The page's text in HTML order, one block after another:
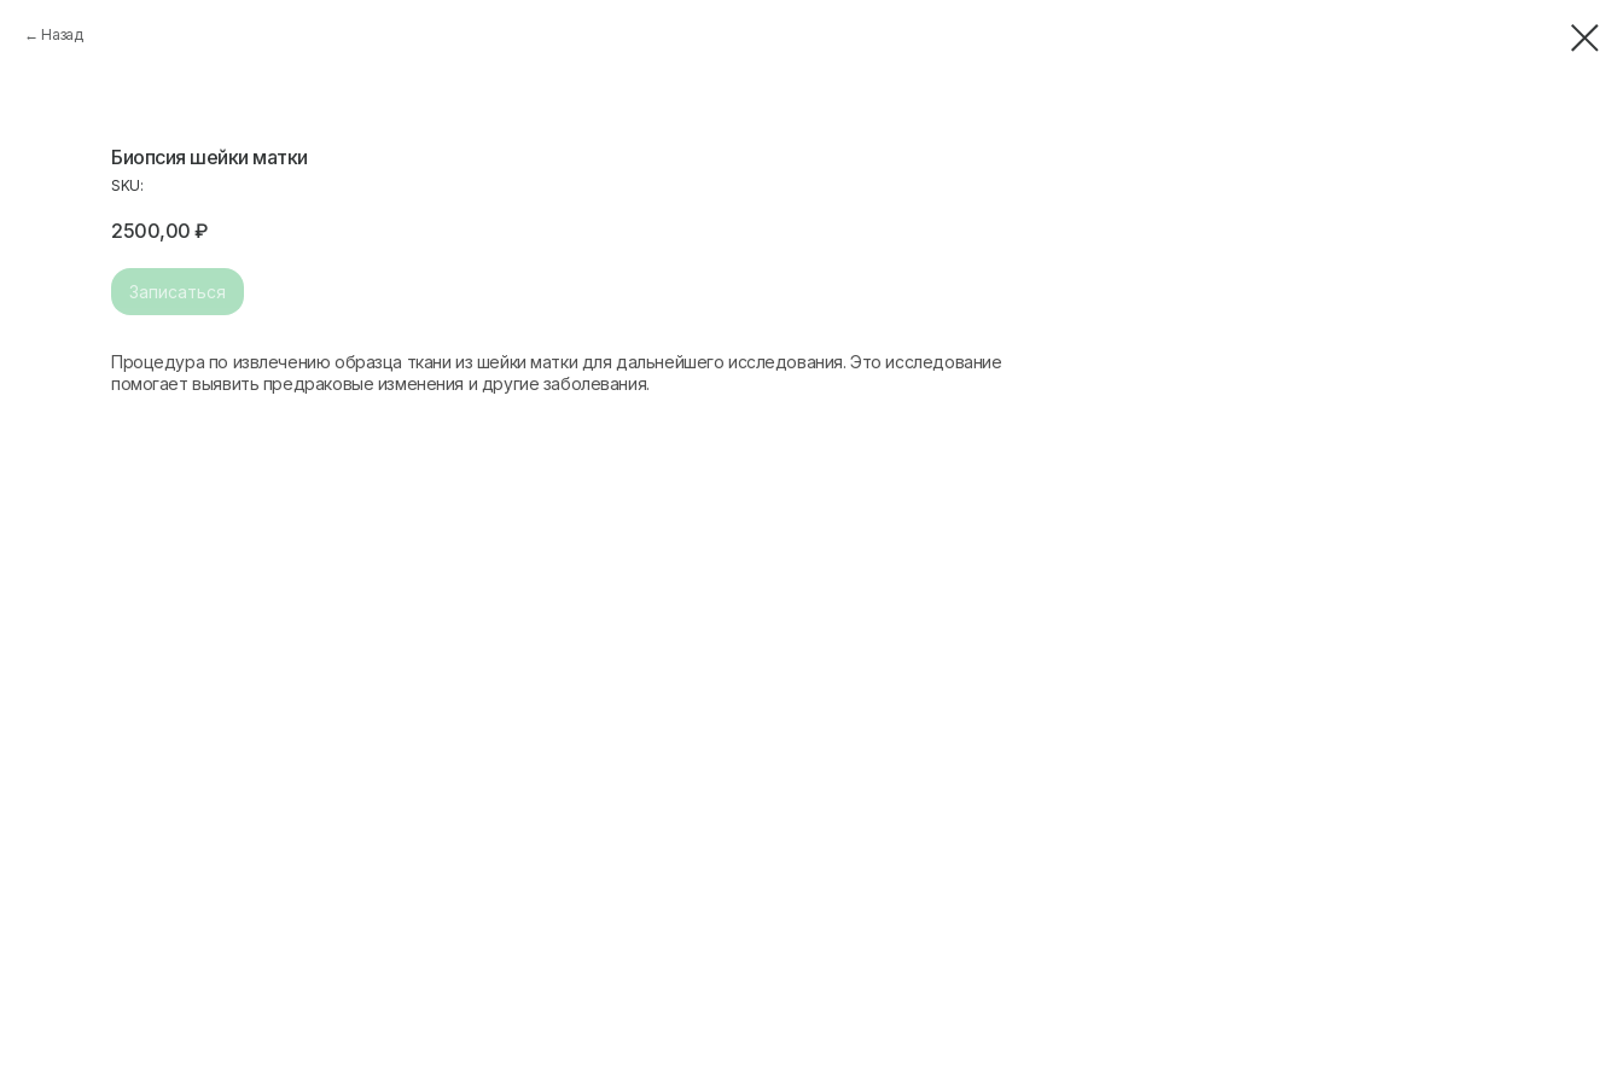
Назад
Биопсия шейки матки
SKU:
2500,00 ₽
Записаться
Процедура по извлечению образца ткани из шейки матки для дальнейшего исследования. Это исследование
помогает выявить предраковые изменения и другие заболевания.